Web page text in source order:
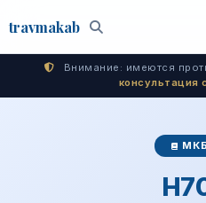
travmakab Поиск
Внимание: имеются
консультация